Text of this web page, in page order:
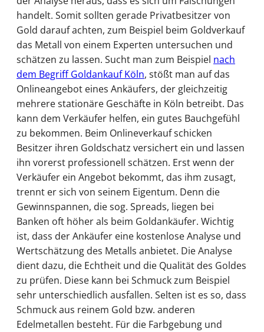
handelt. Somit sollten gerade Privatbesitzer von
Gold darauf achten, zum Beispiel beim Goldverkauf
das Metall von einem Experten untersuchen und
schätzen zu lassen. Sucht man zum Beispiel nach
dem Begriff Goldankauf Köln, stößt man auf das
Onlineangebot eines Ankäufers, der gleichzeitig
mehrere stationäre Geschäfte in Köln betreibt. Das
kann dem Verkäufer helfen, ein gutes Bauchgefühl
zu bekommen. Beim Onlineverkauf schicken
Besitzer ihren Goldschatz versichert ein und lassen
ihn vorerst professionell schätzen. Erst wenn der
Verkäufer ein Angebot bekommt, das ihm zusagt,
trennt er sich von seinem Eigentum. Denn die
Gewinnspannen, die sog. Spreads, liegen bei
Banken oft höher als beim Goldankäufer. Wichtig
ist, dass der Ankäufer eine kostenlose Analyse und
Wertschätzung des Metalls anbietet. Die Analyse
dient dazu, die Echtheit und die Qualität des Goldes
zu prüfen. Diese kann bei Schmuck zum Beispiel
sehr unterschiedlich ausfallen. Selten ist es so, dass
Schmuck aus reinem Gold bzw. anderen
Edelmetallen besteht. Für die Farbgebung und